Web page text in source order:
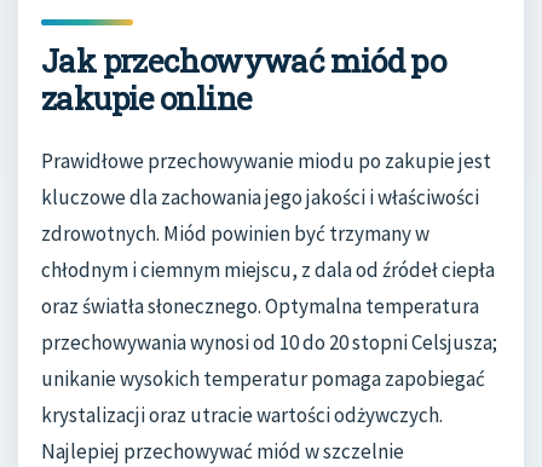
Jak przechowywać miód po
zakupie online
Prawidłowe przechowywanie miodu po zakupie jest
kluczowe dla zachowania jego jakości i właściwości
zdrowotnych. Miód powinien być trzymany w
chłodnym i ciemnym miejscu, z dala od źródeł ciepła
oraz światła słonecznego. Optymalna temperatura
przechowywania wynosi od 10 do 20 stopni Celsjusza;
unikanie wysokich temperatur pomaga zapobiegać
krystalizacji oraz utracie wartości odżywczych.
Najlepiej przechowywać miód w szczelnie